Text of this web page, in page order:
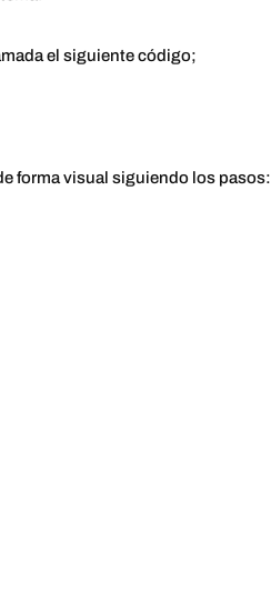
el siguiente código;
forma visual siguiendo los pasos: